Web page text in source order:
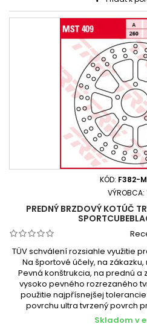
KÓD: F382-
VÝROBCA:
PREDNÝ BRZDOVÝ KOTÚČ
TÜV schválení rozsiahle využitie
Na športové účely, na
Pevná konštrukcia, na prednú a
vysoko pevného rozrezaného
použitie najpřísnejšej
povrchu ultra tvrzený povrch
Skladom v